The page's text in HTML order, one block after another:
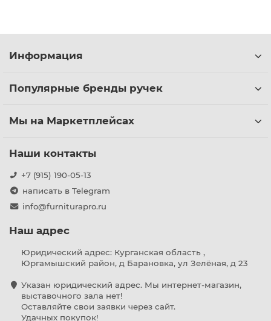
Информация
Популярные бренды ручек
Мы на Маркетплейсах
Наши контакты
+7 (915) 190-05-13
написать в Telegram
info@furniturapro.ru
Наш адрес
Юридический адрес: Курганская область ,
Юргамышский район, д Барановка, ул Зелёная, д 23
Указан юридический адрес. Мы интернет-магазин,
выставочного зала нет!
Оставляйте свои заявки через сайт.
Удачных покупок!